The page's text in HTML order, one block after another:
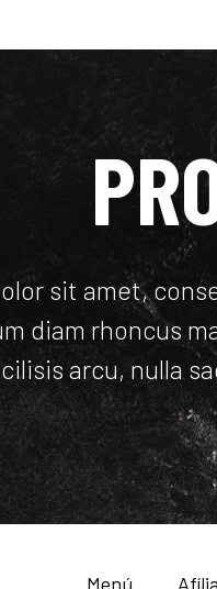
sit amet,
diam rhoncus
arcu, nulla
Menú